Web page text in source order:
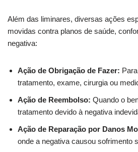
Além das liminares, diversas ações
movidas contra planos de saúde,
negativa:
Ação de Obrigação de Fazer:
tratamento, exame, cirurgia ou
Ação de Reembolso: Quando o
tratamento devido à negativa
Ação de Reparação por Danos
onde a negativa causou sofrimento